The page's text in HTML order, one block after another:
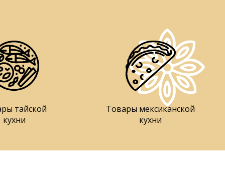
тайской
кухни
Товары мексиканской
кухни